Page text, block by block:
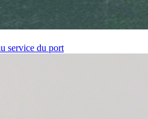
service du port